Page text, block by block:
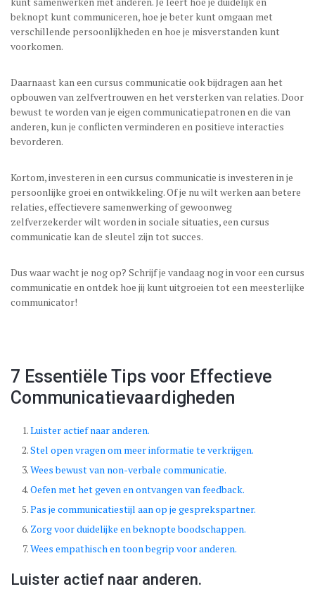
beknopt kunt communiceren, hoe je beter kunt omgaan met
verschillende persoonlijkheden en hoe je misverstanden kunt
voorkomen.
Daarnaast kan een cursus communicatie ook bijdragen aan het
opbouwen van zelfvertrouwen en het versterken van relaties. Door
bewust te worden van je eigen communicatiepatronen en die van
anderen, kun je conflicten verminderen en positieve interacties
bevorderen.
Kortom, investeren in een cursus communicatie is investeren in je
persoonlijke groei en ontwikkeling. Of je nu wilt werken aan betere
relaties, effectievere samenwerking of gewoonweg
zelfverzekerder wilt worden in sociale situaties, een cursus
communicatie kan de sleutel zijn tot succes.
Dus waar wacht je nog op? Schrijf je vandaag nog in voor een cursus
communicatie en ontdek hoe jij kunt uitgroeien tot een meesterlijke
communicator!
7 Essentiële Tips voor Effectieve
Communicatievaardigheden
Luister actief naar anderen.
Stel open vragen om meer informatie te verkrijgen.
Wees bewust van non-verbale communicatie.
Oefen met het geven en ontvangen van feedback.
Pas je communicatiestijl aan op je gesprekspartner.
Zorg voor duidelijke en beknopte boodschappen.
Wees empathisch en toon begrip voor anderen.
Luister actief naar anderen.